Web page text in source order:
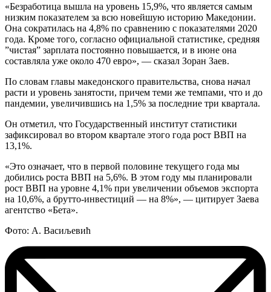
«Безработица вышла на уровень 15,9%, что является самым
низким показателем за всю новейшую историю Македонии.
Она сократилась на 4,8% по сравнению с показателями 2020
года. Кроме того, согласно официальной статистике, средняя
”чистая” зарплата постоянно повышается, и в июне она
составляла уже около 470 евро», — сказал Зоран Заев.
По словам главы македонского правительства, снова начал
расти и уровень занятости, причем теми же темпами, что и до
пандемии, увеличившись на 1,5% за последние три квартала.
Он отметил, что Государственный институт статистики
зафиксировал во втором квартале этого года рост ВВП на
13,1%.
«Это означает, что в первой половине текущего года мы
добились роста ВВП на 5,6%. В этом году мы планировали
рост ВВП на уровне 4,1% при увеличении объемов экспорта
на 10,6%, а брутто-инвестиций — на 8%», — цитирует Заева
агентство «Бета».
Фото: А. Васиљевић